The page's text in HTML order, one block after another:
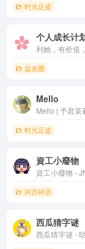
时光足迹
个人成长计
利她，有价值
盆友圈
Mello
Mello | 予君茉
时光足迹
資工小廢物
資工小廢物 -
闲言碎语
西瓜猜字谜
西瓜猜字谜 -